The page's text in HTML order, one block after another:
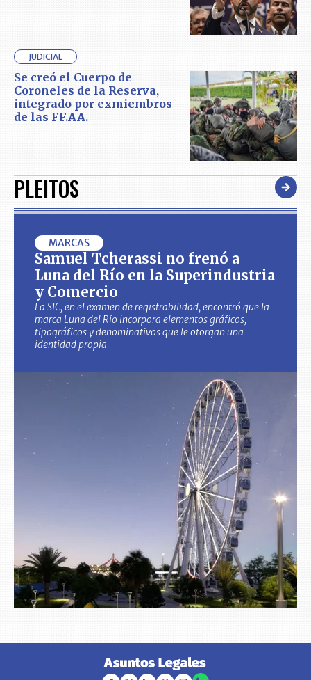
JUDICIAL
Se creó el Cuerpo de
Coroneles de la Reserva,
integrado por exmiembros
de las FF.AA.
PLEITOS
MARCAS
Samuel Tcherassi no frenó a
Luna del Río en la Superindustria
y Comercio
La SIC, en el examen de registrabilidad, encontró que la
marca Luna del Río incorpora elementos gráficos,
tipográficos y denominativos que le otorgan una
identidad propia